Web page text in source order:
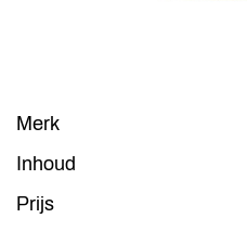
Merk
Inhoud
Prijs